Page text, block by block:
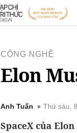
CÔNG NGHỆ
Elon
Anh Tuấn Thứ sáu,
SpaceX của